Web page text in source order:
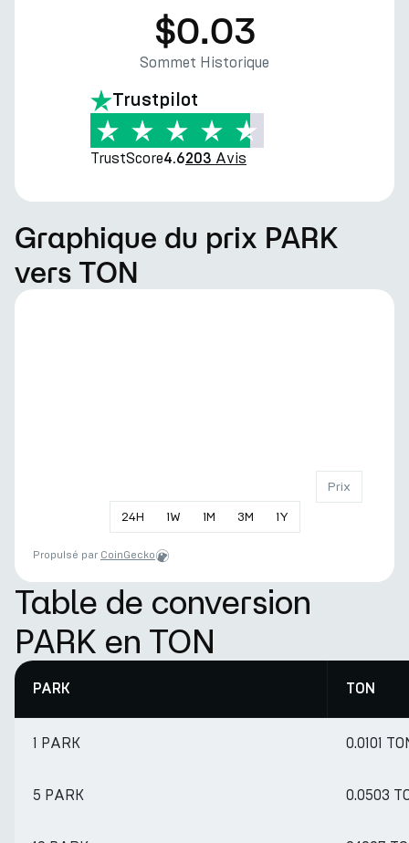
$0.03
Sommet Historique
Trustpilot
TrustScore4.6203 Avis
Graphique du prix PARK
vers TON
24H 1W 1M 3M 1Y
Prix
Propulsé par CoinGecko
Table de conversion
PARK en TON
PARK TON
1 PARK 0.0101
5 PARK 0.0503